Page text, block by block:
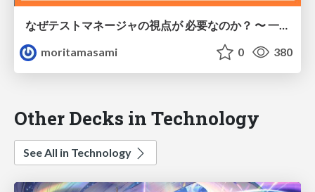
なぜテストマネージャの視点が 必要なのか？ 〜 一歩先へ進むために 〜
moritamasami
0 380
Other Decks in Technology
See All in Technology